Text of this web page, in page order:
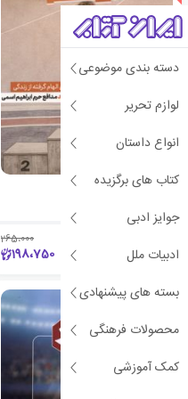
دسته بندی موضوعی
لوازم تحریر
انواع داستان
کتاب های برگزیده
جوایز ادبی
ادبیات ملل
بسته های پیشنهادی
محصولات فرهنگی
کمک آموزشی
تا مرز سفید تشک
265،000
198،750
پ
ه